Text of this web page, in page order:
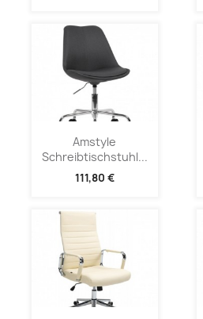
Amstyle
Schreibtischstuhl...
111,80 €